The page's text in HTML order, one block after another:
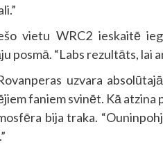
vietu WRC2 ieskaitē
posmā. “Labs rezultāts, lai
uzvara
faniem svinēt. Kā atzina
bija traka.